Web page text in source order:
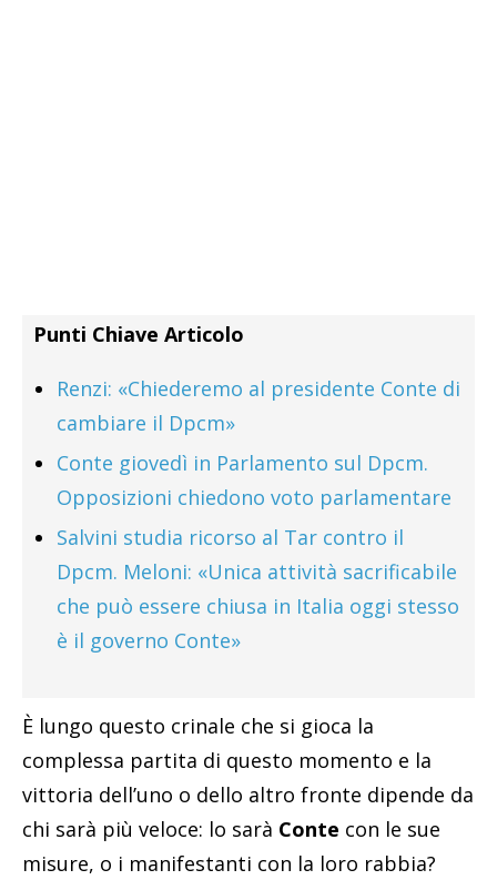
Punti Chiave Articolo
Renzi: «Chiederemo al presidente Conte di
cambiare il Dpcm»
Conte giovedì in Parlamento sul Dpcm.
Opposizioni chiedono voto parlamentare
Salvini studia ricorso al Tar contro il
Dpcm. Meloni: «Unica attività sacrificabile
che può essere chiusa in Italia oggi stesso
è il governo Conte»
È lungo questo crinale che si gioca la
complessa partita di questo momento e la
vittoria dell’uno o dello altro fronte dipende da
chi sarà più veloce: lo sarà Conte con le sue
misure, o i manifestanti con la loro rabbia?